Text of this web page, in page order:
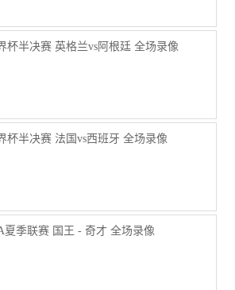
杯半决赛 英格兰vs阿根廷 全场录像
杯半决赛 法国vs西班牙 全场录像
夏季联赛 国王 - 奇才 全场录像